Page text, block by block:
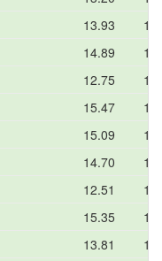
13.93
14.89
12.75
15.47
15.09
14.70
12.51
15.35
13.81